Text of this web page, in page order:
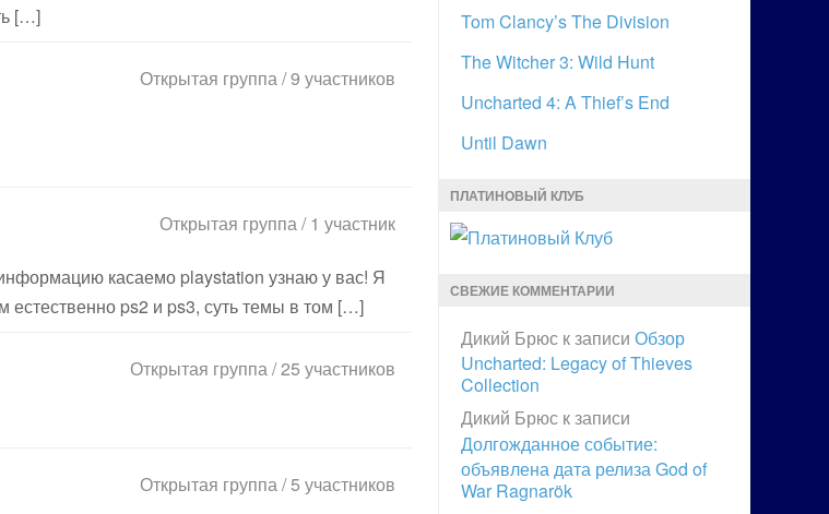
[…]
Открытая группа / 9 участников
касаемо playstation узнаю у вас! Я
естественно ps2 и ps3, суть темы в том […]
Открытая группа / 1 участник
Открытая группа / 25 участников
Открытая группа / 5 участников
Tom Clancy’s The Division
The Witcher 3: Wild Hunt
Uncharted 4: A Thief’s End
Until Dawn
ПЛАТИНОВЫЙ КЛУБ
СВЕЖИЕ КОММЕНТАРИИ
Дикий Брюс к записи Обзор
Uncharted: Legacy of Thieves
Collection
Дикий Брюс к записи
Долгожданное событие:
объявлена дата релиза God of
War Ragnarök